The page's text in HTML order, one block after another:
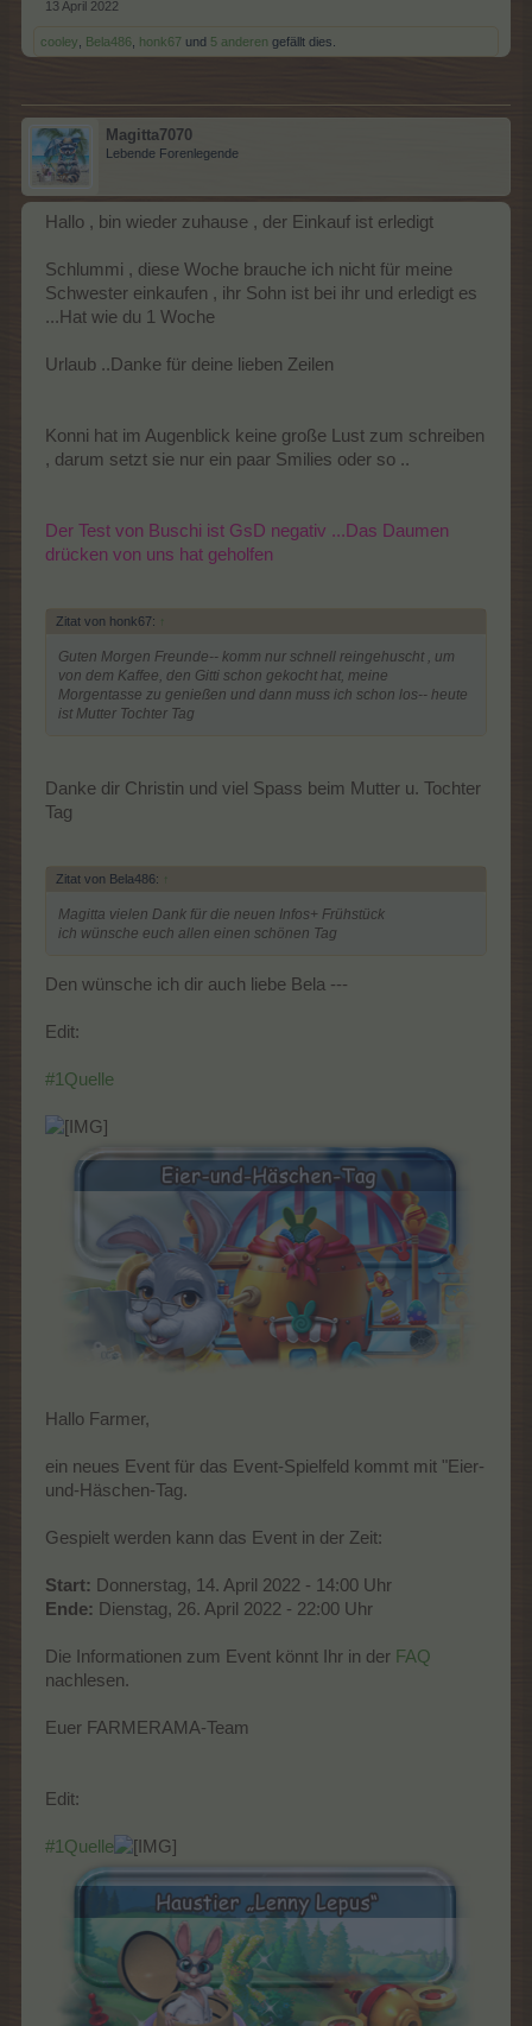
13 April 2022
cooley Bela486 honk67 und 5 anderen gefällt dies.
Magitta7070
Lebende Forenlegende
Hallo , bin wieder zuhause , der Einkauf ist erledigt
Schlummi , diese Woche brauche ich nicht für meine
Schwester einkaufen , ihr Sohn ist bei ihr und erledigt es
...Hat wie du 1 Woche
Urlaub ..Danke für deine lieben Zeilen
Konni hat im Augenblick keine große Lust zum schreiben
, darum setzt sie nur ein paar Smilies oder so ..
Der Test von Buschi ist GsD negativ ...Das Daumen
drücken von uns hat geholfen
Zitat von honk67: ↑
Guten Morgen Freunde-- komm nur schnell reingehuscht , um
von dem Kaffee, den Gitti schon gekocht hat, meine
Morgentasse zu genießen und dann muss ich schon los-- heute
ist Mutter Tochter Tag
Danke dir Christin und viel Spass beim Mutter u. Tochter
Tag
Zitat von Bela486: ↑
Magitta vielen Dank für die neuen Infos+ Frühstück
ich wünsche euch allen einen schönen Tag
Den wünsche ich dir auch liebe Bela ---
Edit:
#1Quelle
Hallo Farmer,
ein neues Event für das Event-Spielfeld kommt mit "Eier-
und-Häschen-Tag.
Gespielt werden kann das Event in der Zeit:
Start: Donnerstag, 14. April 2022 - 14:00 Uhr
Ende: Dienstag, 26. April 2022 - 22:00 Uhr
Die Informationen zum Event könnt Ihr in der FAQ
nachlesen.
Euer FARMERAMA-Team
Edit:
#1Quelle